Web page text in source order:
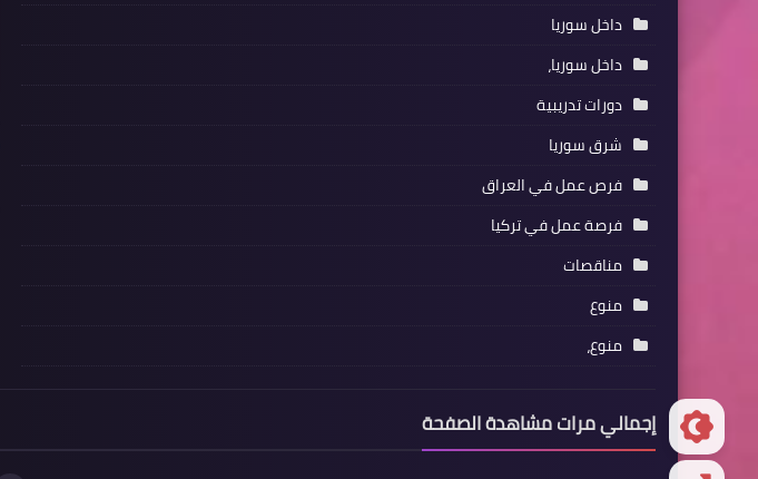
داخل سوريا
داخل سوريا،
دورات تدريبية
شرق سوريا
فرص عمل في العراق
فرصة عمل في تركيا
مناقصات
منوع
منوع،
إجمالي مرات مشاهدة الصفحة